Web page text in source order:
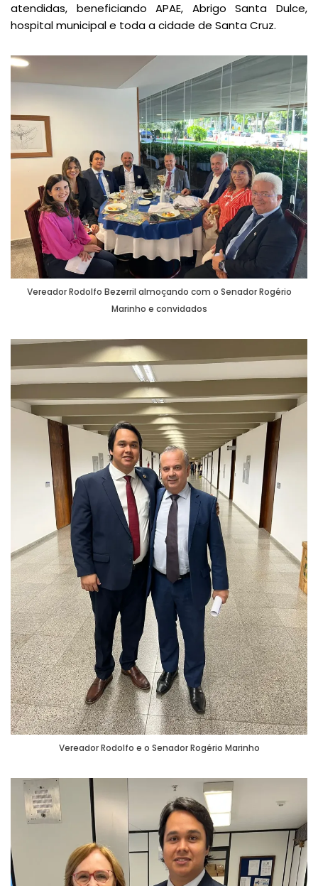
atendidas, beneficiando APAE, Abrigo Santa Dulce,
hospital municipal e toda a cidade de Santa Cruz.
Vereador Rodolfo Bezerril almoçando com o Senador Rogério
Marinho e convidados
Vereador Rodolfo e o Senador Rogério Marinho